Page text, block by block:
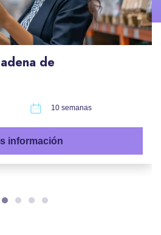
de
10 semanas
información